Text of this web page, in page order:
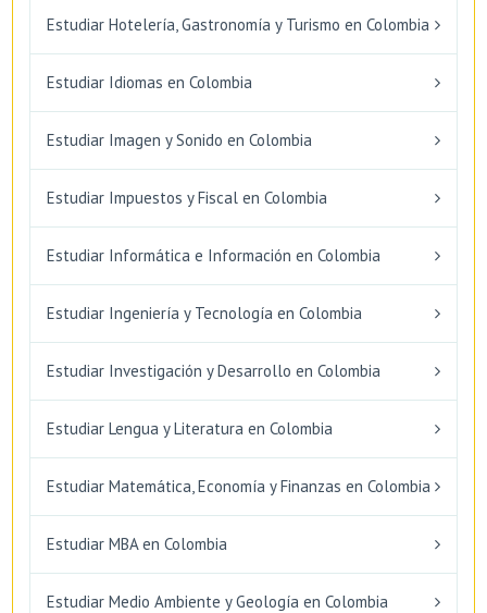
Estudiar Hotelería, Gastronomía y Turismo en Colombia
Estudiar Idiomas en Colombia
Estudiar Imagen y Sonido en Colombia
Estudiar Impuestos y Fiscal en Colombia
Estudiar Informática e Información en Colombia
Estudiar Ingeniería y Tecnología en Colombia
Estudiar Investigación y Desarrollo en Colombia
Estudiar Lengua y Literatura en Colombia
Estudiar Matemática, Economía y Finanzas en Colombia
Estudiar MBA en Colombia
Estudiar Medio Ambiente y Geología en Colombia